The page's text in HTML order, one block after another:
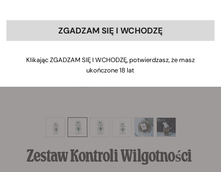
Zestaw Kontroli Wilgotności
ZGADZAM SIĘ I WCHODZĘ
Klikając ZGADZAM SIĘ I WCHODZĘ, potwierdzasz, że masz
ukończone 18 lat